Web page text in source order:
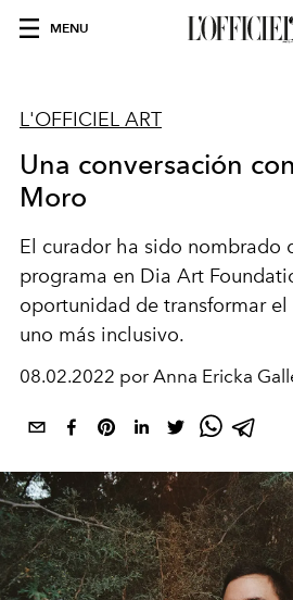
MENU
L'OFFICIEL ART
Una conversación
Moro
El curador ha sido nombrado
programa en Dia Art
oportunidad de transformar
uno más inclusivo.
08.02.2022 por Anna Ericka